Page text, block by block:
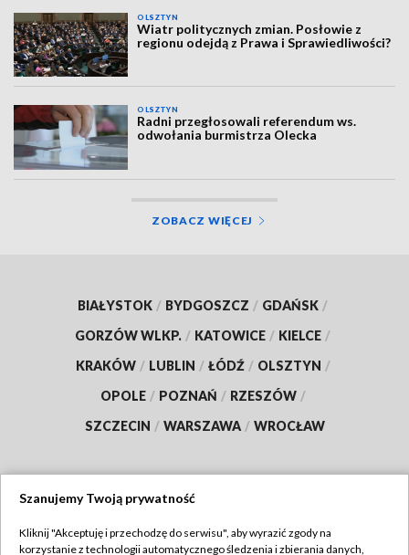
OLSZTYN
Wiatr politycznych zmian. Posłowie z
regionu odejdą z Prawa i Sprawiedliwości?
OLSZTYN
Radni przegłosowali referendum ws.
odwołania burmistrza Olecka
ZOBACZ WIĘCEJ
BIAŁYSTOK / BYDGOSZCZ / GDAŃSK /
GORZÓW WLKP. / KATOWICE / KIELCE /
KRAKÓW / LUBLIN / ŁÓDŹ / OLSZTYN /
OPOLE / POZNAŃ / RZESZÓW /
SZCZECIN / WARSZAWA / WROCŁAW
Szanujemy Twoją prywatność
Kliknij "Akceptuję i przechodzę do serwisu", aby wyrazić zgody na
korzystanie z technologii automatycznego śledzenia i zbierania danych,